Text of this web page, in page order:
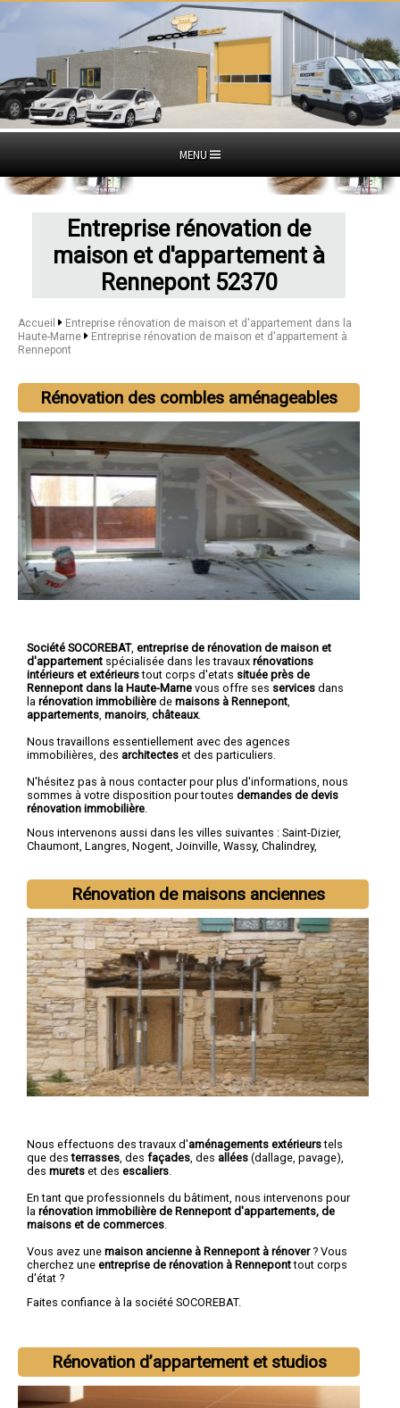
MENU
Entreprise rénovation de
maison et d'appartement à
Rennepont 52370
Accueil
Entreprise rénovation de maison et d'appartement dans la
Haute-Marne
Entreprise rénovation de maison et d'appartement à
Rennepont
Rénovation des combles aménageables
Société SOCOREBAT, entreprise de rénovation de maison et
d'appartement spécialisée dans les travaux rénovations
intérieurs et extérieurstout corps d'etats située près de
Rennepont dans la Haute-Marne vous offre ses services dans
la rénovation immobilière de maisons à Rennepont
appartements manoirs châteaux.
Nous travaillons essentiellement avec des agences
immobilières, des architectes et des particuliers.
N'hésitez pas à nous contacter pour plus d'informations, nous
sommes à votre disposition pour toutes demandes de devis
rénovation immobilière
Nous intervenons aussi dans les villes suivantes : Saint-Dizier,
Chaumont, Langres, Nogent, Joinville, Wassy, Chalindrey,
Rénovation de maisons anciennes
Nous effectuons des travaux d'aménagements extérieurstels
que desterrasses , des façades , des allées (dallage, pavage),
des murets et des escaliers
En tant que professionnels du bâtiment, nous intervenons pour
la rénovation immobilière de Rennepont d'appartements, de
maisons et de commerces
Vous avez une maison ancienne à Rennepont à rénover? Vous
cherchez une entreprise de rénovation à Renneponttout corps
d'état ?
Faites confiance à la société SOCOREBAT.
Rénovation d’appartement et studios